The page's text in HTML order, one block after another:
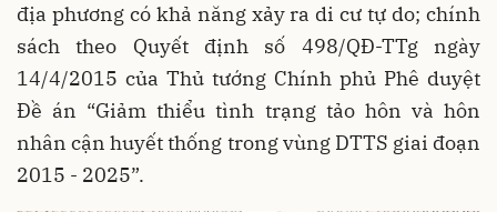
địa phương có khả năng xảy ra di cư tự do; chính
sách theo Quyết định số 498/QĐ-TTg ngày
14/4/2015 của Thủ tướng Chính phủ Phê duyệt
Đề án “Giảm thiểu tình trạng tảo hôn và hôn
nhân cận huyết thống trong vùng DTTS giai đoạn
2015 - 2025”.